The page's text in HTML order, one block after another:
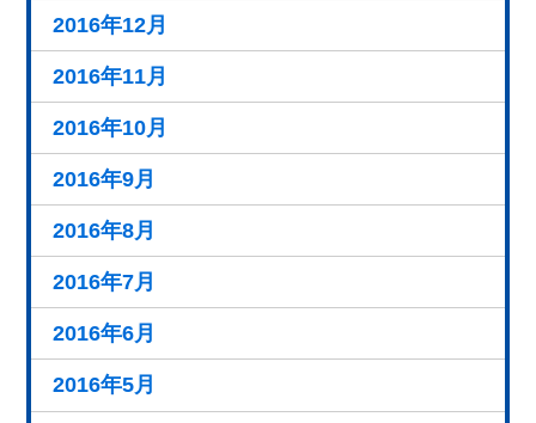
2016年12月
2016年11月
2016年10月
2016年9月
2016年8月
2016年7月
2016年6月
2016年5月